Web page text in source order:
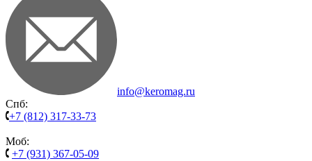
info@keromag.ru
Спб:
+7 (812) 317-33-73
Моб:
+7 (931) 367-05-09